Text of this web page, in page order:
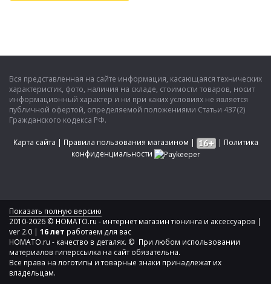
Вся представленная на сайте информация, касающаяся технических
характеристик, фото, наличия на складе, стоимости товаров, носит
информационный характер и ни при каких условиях не является
публичной офертой, определяемой положениями Статьи 437(2)
Гражданского кодекса РФ.
Карта сайта | Правила пользования магазином | | Политика
конфиденциальности
Показать полную версию
2010-2026 © HOMATO.ru - интернет магазин тюнинга и аксессуаров |
ver 2.0 | 16 лет работаем для вас
HOMATO.ru - качество в деталях. © При любом использовании
материалов гиперссылка на сайт обязательна.
Все права на логотипы и товарные знаки принадлежат их
владельцам.